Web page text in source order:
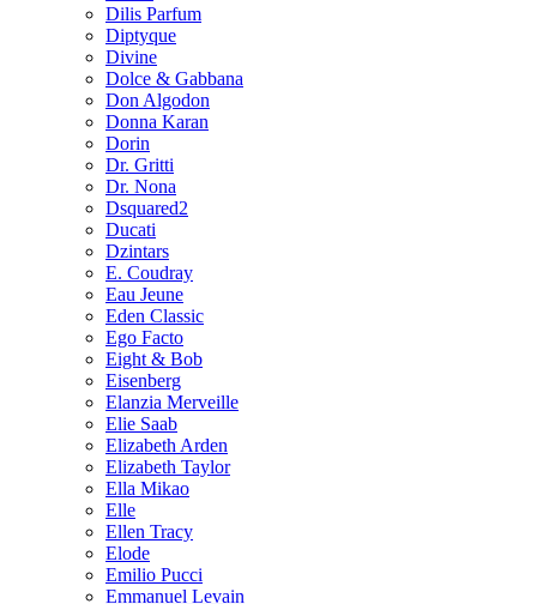
Dilis Parfum
Diptyque
Divine
Dolce & Gabbana
Don Algodon
Donna Karan
Dorin
Dr. Gritti
Dr. Nona
Dsquared2
Ducati
Dzintars
E. Coudray
Eau Jeune
Eden Classic
Ego Facto
Eight & Bob
Eisenberg
Elanzia Merveille
Elie Saab
Elizabeth Arden
Elizabeth Taylor
Ella Mikao
Elle
Ellen Tracy
Elode
Emilio Pucci
Emmanuel Levain